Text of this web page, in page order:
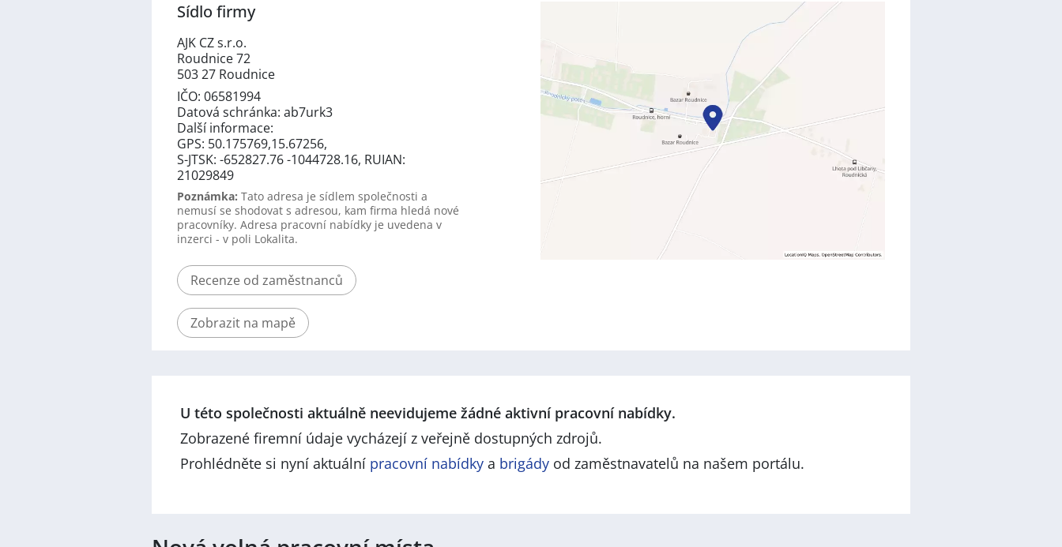
Sídlo firmy
AJK CZ s.r.o.
Roudnice 72
503 27 Roudnice
IČO: 06581994
Datová schránka: ab7urk3
Další informace:
GPS: 50.175769,15.67256,
S-JTSK: -652827.76 -1044728.16, RUIAN:
21029849
Poznámka: Tato adresa je sídlem společnosti a
nemusí se shodovat s adresou, kam firma hledá nové
pracovníky. Adresa pracovní nabídky je uvedena v
inzerci - v poli Lokalita.
Recenze od zaměstnanců
Zobrazit na mapě
U této společnosti aktuálně neevidujeme žádné aktivní pracovní nabídky.
Zobrazené firemní údaje vycházejí z veřejně dostupných zdrojů.
Prohlédněte si nyní aktuální pracovní nabídky a brigády od zaměstnavatelů na našem portálu.